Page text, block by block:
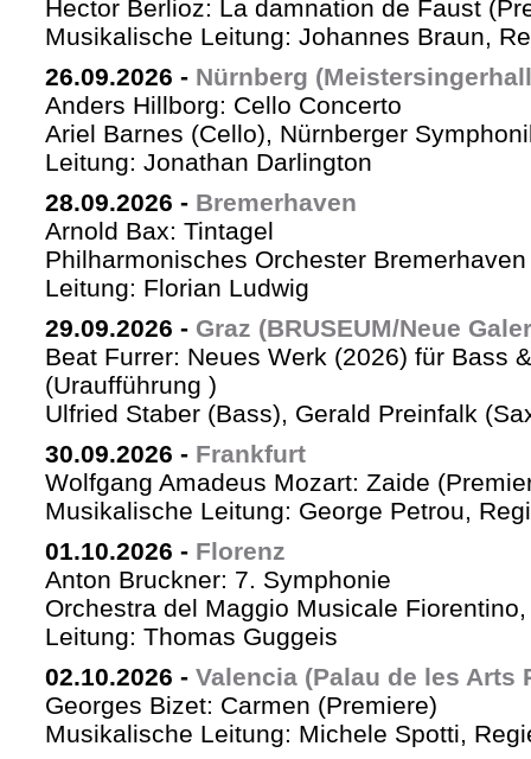
Hector Berlioz: La damnation de Faust
Musikalische Leitung: Johannes Braun,
26.09.2026 - Nürnberg
Anders Hillborg: Cello Concerto
Ariel Barnes (Cello), Nürnberger
Leitung: Jonathan Darlington
28.09.2026 - Bremerhaven
Arnold Bax: Tintagel
Philharmonisches Orchester
Leitung: Florian Ludwig
29.09.2026 - Graz (BRUSEUM/Neue
Beat Furrer: Neues Werk (2026) für Bass
(Uraufführung )
Ulfried Staber (Bass), Gerald Preinfalk
30.09.2026 - Frankfurt
Wolfgang Amadeus Mozart: Zaide
Musikalische Leitung: George Petrou,
01.10.2026 - Florenz
Anton Bruckner: 7. Symphonie
Orchestra del Maggio Musicale
Leitung: Thomas Guggeis
02.10.2026 - Valencia (Palau de les Arts
Georges Bizet: Carmen (Premiere)
Musikalische Leitung: Michele Spotti,